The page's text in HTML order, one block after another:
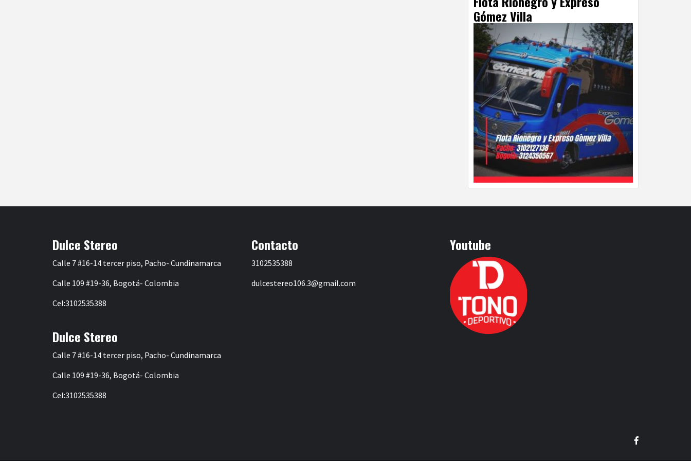
Gómez Villa
Dulce Stereo
Calle 7 #16-14 tercer piso, Pacho- Cundinamarca
Calle 109 #19-36, Bogotá- Colombia
Cel:3102535388
Dulce Stereo
Calle 7 #16-14 tercer piso, Pacho- Cundinamarca
Calle 109 #19-36, Bogotá- Colombia
Cel:3102535388
Contacto
3102535388
dulcestereo106.3@gmail.com
Youtube
Facebook